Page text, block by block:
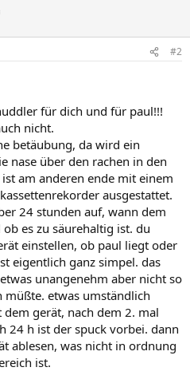
#2
für dich und für paul!!!
nicht.
betäubung, da wird ein
nase über den rachen in den
am anderen ende mit einem
ausgestattet.
24 stunden auf, wann dem
es zu säurehaltig ist. du
einstellen, ob paul liegt oder
eigentlich ganz simpel. das
unangenehm aber nicht so
müßte. etwas umständlich
gerät, nach dem 2. mal
24 h ist der spuck vorbei. dann
ablesen, was nicht in ordnung
ist.